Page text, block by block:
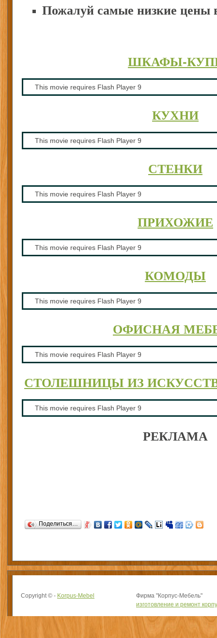
Пожалуй самые низкие цены
ШКАФЫ-
This movie requires Flash Player 9
КУХНИ
This movie requires Flash Player 9
СТЕНКИ
This movie requires Flash Player 9
ПРИХОЖИЕ
This movie requires Flash Player 9
КОМОДЫ
This movie requires Flash Player 9
ОФИСНАЯ
This movie requires Flash Player 9
СТОЛЕШНИЦЫ ИЗ
This movie requires Flash Player 9
РЕКЛАМА
Поделиться…
Copyright © - Korpus-Mebel
Фирма "Корпус-Мебель"
изготовление и ремонт